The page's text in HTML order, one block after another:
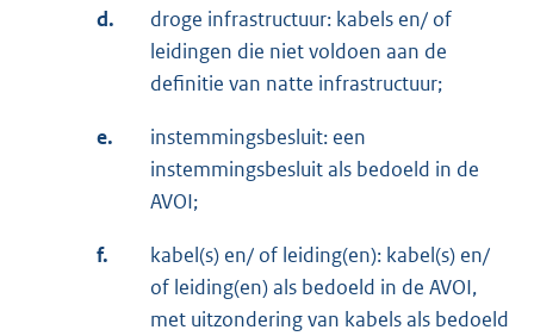
d.
droge infrastructuur: kabels en/ of
leidingen die niet voldoen aan de
definitie van natte infrastructuur;
e.
instemmingsbesluit: een
instemmingsbesluit als bedoeld in de
AVOI;
f.
kabel(s) en/ of leiding(en): kabel(s) en/
of leiding(en) als bedoeld in de AVOI,
met uitzondering van kabels als bedoeld